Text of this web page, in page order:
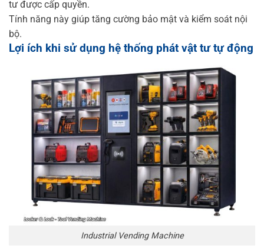
tư được cấp quyền.
Tính năng này giúp tăng cường bảo mật và kiểm soát nội
bộ.
Lợi ích khi sử dụng hệ thống phát vật tư tự động
Industrial Vending Machine